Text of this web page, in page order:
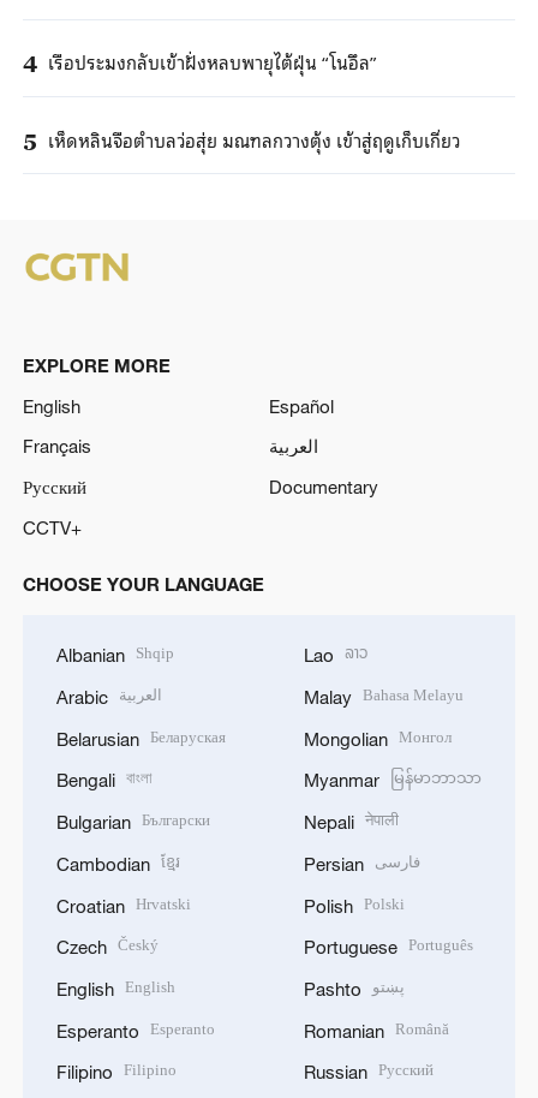
4 เรือประมงกลับเข้าฝั่งหลบพายุไต้ฝุ่น “โนอึล”
5 เห็ดหลินจือตำบลว่อสุ่ย มณฑลกวางตุ้ง เข้าสู่ฤดูเก็บเกี่ยว
EXPLORE MORE
English
Español
Français
العربية
Русский
Documentary
CCTV+
CHOOSE YOUR LANGUAGE
Albanian Shqip
Arabic العربية
Belarusian Беларуская
Bengali বাংলা
Bulgarian Български
Cambodian ខ្មែរ
Croatian Hrvatski
Czech Český
English English
Esperanto Esperanto
Filipino Filipino
Lao ລາວ
Malay Bahasa Melayu
Mongolian Монгол
Myanmar မြန်မာဘာသာ
Nepali नेपाली
Persian فارسی
Polish Polski
Portuguese Português
Pashto پښتو
Romanian Română
Russian Русский